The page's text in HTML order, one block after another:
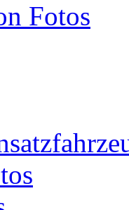
Fotos